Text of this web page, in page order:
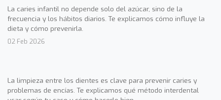
La caries infantil no depende solo del azúcar, sino de la
frecuencia y los hábitos diarios. Te explicamos cómo influye la
dieta y cómo prevenirla.
02 Feb 2026
La limpieza entre los dientes es clave para prevenir caries y
problemas de encías. Te explicamos qué método interdental